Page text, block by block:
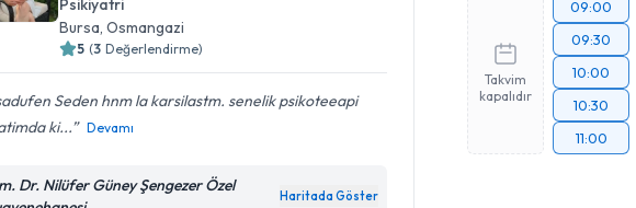
Bursa , Osmangazi
5 (3 Değerlendirme)
Seden hnm la karsilastm. senelik psikoteeapi
ki...
Devamı
Dr. Nilüfer Güney Şengezer Özel
Haritada Göster
Takvim
kapalıdır
09:00
09:30
10:00
10:30
11:00